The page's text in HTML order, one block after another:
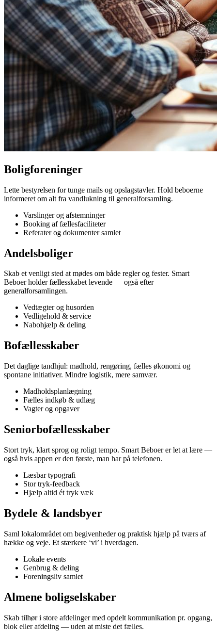
Boligforeninger
Lette bestyrelsen for tunge mails og opslagstavler. Hold beboerne
informeret om alt fra vandlukning til generalforsamling.
Varslinger og afstemninger
Booking af fællesfaciliteter
Referater og dokumenter samlet
Andelsboliger
Skab et venligt sted at mødes om både regler og fester. Smart
Beboer holder fællesskabet levende — også efter
generalforsamlingen.
Vedtægter og husorden
Vedligehold & service
Nabohjælp & deling
Bofællesskaber
Det daglige tandhjul: madhold, rengøring, fælles økonomi og
spontane initiativer. Mindre logistik, mere samvær.
Madholdsplanlægning
Fælles indkøb & udlæg
Vagter og opgaver
Seniorbofællesskaber
Stort tryk, klart sprog og roligt tempo. Smart Beboer er let at lære —
også hvis appen er den første, man har på telefonen.
Læsbar typografi
Stor tryk-feedback
Hjælp altid ét tryk væk
Bydele & landsbyer
Saml lokalområdet om begivenheder og praktisk hjælp på tværs af
hække og veje. Et stærkere ‘vi’ i hverdagen.
Lokale events
Genbrug & deling
Foreningsliv samlet
Almene boligselskaber
Skab tilhør i store afdelinger med opdelt kommunikation pr. opgang,
blok eller afdeling — uden at miste det fælles.